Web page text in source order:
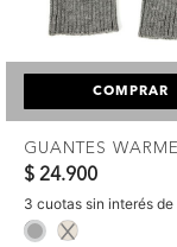
COMPRAR
GUANTES
$ 24.900
3 cuotas sin interés
selected